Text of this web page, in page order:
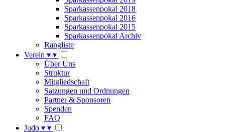
Sparkassenpokal 2018
Sparkassenpokal 2016
Sparkassenpokal 2015
Sparkassenpokal Archiv
Rangliste
Verein ▾ ▾
Über Uns
Struktur
Mitgliedschaft
Satzungen und Ordnungen
Partner & Sponsoren
Spenden
FAQ
Judo ▾ ▾